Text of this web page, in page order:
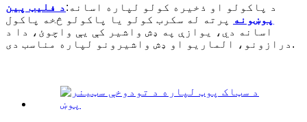
د پاکولو او ذخیره کولو لپاره اسانه:د فلیټ پین
پوښونه
پرته له سکرب کولو یا پاکولو څخه پاکول
اسانه دي، یوازې په ډش واشیر کې یې واچوئ، دا د
درازونو، الماریو او ډش واشیرونو لپاره مناسب دی.